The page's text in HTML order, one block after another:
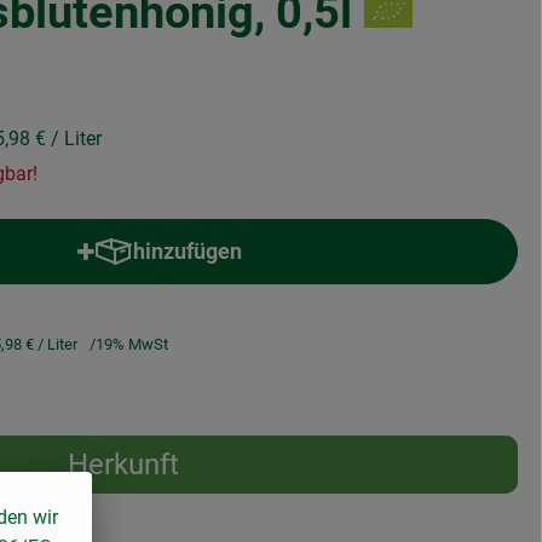
0,5l
€ / Liter
hinzufügen
Produkt zum Warenkorb hinzufügen
€/ Liter 19% MwSt
Herkunft
wir